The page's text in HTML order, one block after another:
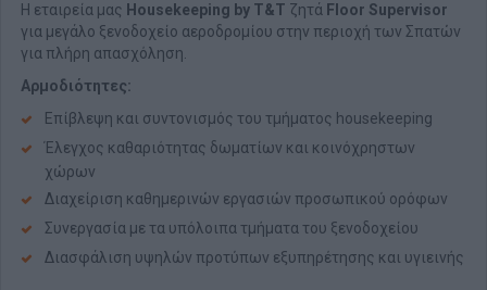
Η εταιρεία μας Housekeeping by T&T ζητά Floor Supervisor
για μεγάλο ξενοδοχείο αεροδρομίου στην περιοχή των Σπατών
για πλήρη απασχόληση.
Αρμοδιότητες:
Επίβλεψη και συντονισμός του τμήματος housekeeping
Έλεγχος καθαριότητας δωματίων και κοινόχρηστων
χώρων
Διαχείριση καθημερινών εργασιών προσωπικού ορόφων
Συνεργασία με τα υπόλοιπα τμήματα του ξενοδοχείου
Διασφάλιση υψηλών προτύπων εξυπηρέτησης και υγιεινής